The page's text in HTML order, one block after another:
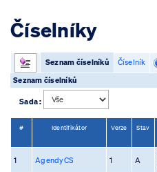
Číselníky
Seznam číselníků Číselník
Seznam číselníků
Sada :
# Identifikátor Verze Stav
1 AgendyCS 1 A